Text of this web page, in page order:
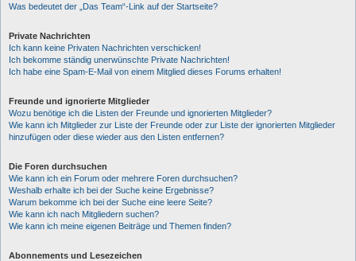
Was bedeutet der „Das Team“-Link auf der Startseite?
Private Nachrichten
Ich kann keine Privaten Nachrichten verschicken!
Ich bekomme ständig unerwünschte Private Nachrichten!
Ich habe eine Spam-E-Mail von einem Mitglied dieses Forums erhalten!
Freunde und ignorierte Mitglieder
Wozu benötige ich die Listen der Freunde und ignorierten Mitglieder?
Wie kann ich Mitglieder zur Liste der Freunde oder zur Liste der ignorierten Mitglieder
hinzufügen oder diese wieder aus den Listen entfernen?
Die Foren durchsuchen
Wie kann ich ein Forum oder mehrere Foren durchsuchen?
Weshalb erhalte ich bei der Suche keine Ergebnisse?
Warum bekomme ich bei der Suche eine leere Seite?
Wie kann ich nach Mitgliedern suchen?
Wie kann ich meine eigenen Beiträge und Themen finden?
Abonnements und Lesezeichen